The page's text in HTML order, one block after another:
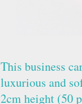
This business
luxurious and
2cm height (50